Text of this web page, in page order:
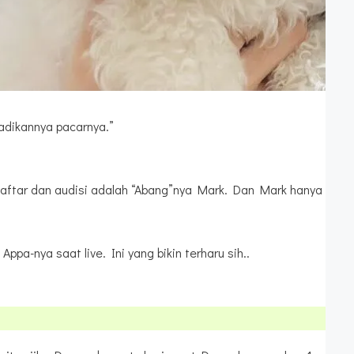
pacarnya.”
dan audisi adalah “Abang”nya Mark. Dan Mark hanya
nya saat live. Ini yang bikin terharu sih..